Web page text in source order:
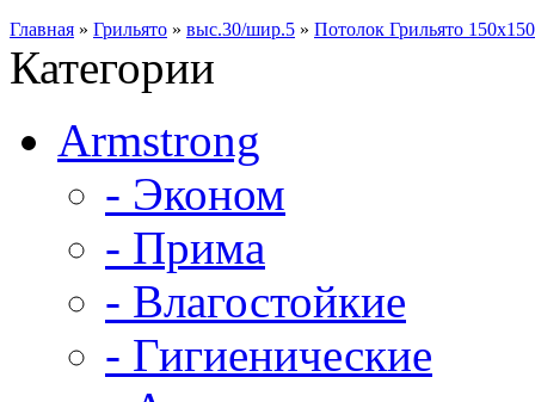
Главная » Грильято » выс.30/шир.5 » Потолок Грильято
Категории
Armstrong
- Эконом
- Прима
- Влагостойкие
- Гигиенические